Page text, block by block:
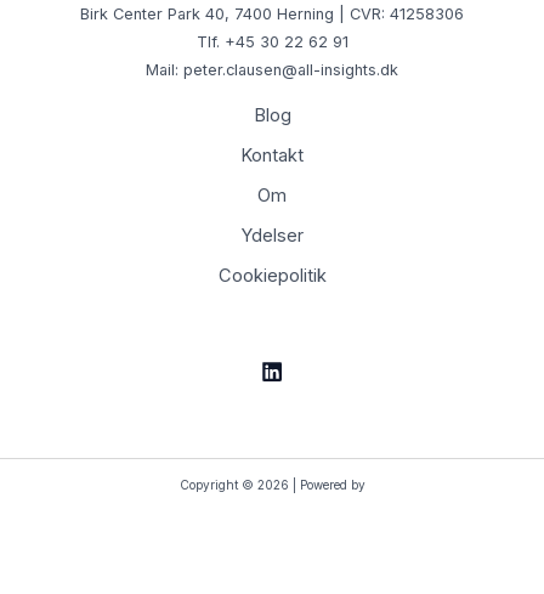
Birk Center Park 40, 7400 Herning | CVR: 41258306
Tlf. +45 30 22 62 91
Mail: peter.clausen@all-insights.dk
Blog
Kontakt
Om
Ydelser
Cookiepolitik
Copyright © 2026 | Powered by